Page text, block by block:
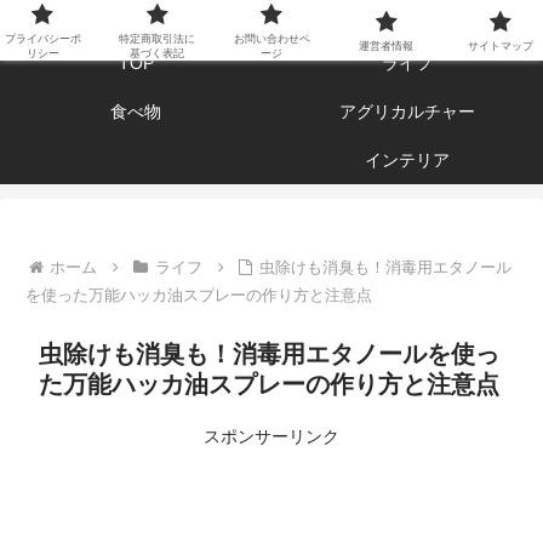
エンジョイ ブログライフ
TOP ライフ
食べ物 アグリカルチャー
インテリア
ホーム ライフ
虫除けも消臭も！消毒用エタノール
を使った万能ハッカ油スプレーの作り方と注意点
虫除けも消臭も！消毒用エタノールを使っ
た万能ハッカ油スプレーの作り方と注意点
スポンサーリンク
プライバシーポ
リシー
特定商取引法に
基づく表記
お問い合わせペ
ージ
運営者情報 サイトマップ